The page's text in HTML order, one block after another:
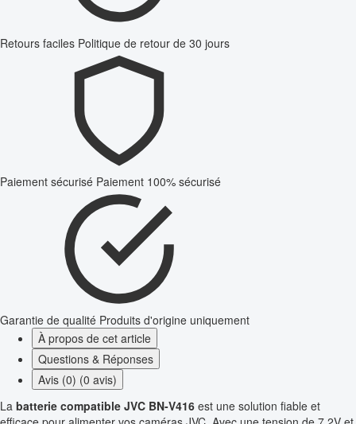
Retours faciles Politique de retour de 30 jours
Paiement sécurisé Paiement 100% sécurisé
Garantie de qualité Produits d'origine uniquement
À propos de cet article
Questions & Réponses
Avis (0) (0 avis)
La batterie compatible JVC BN-V416 est une solution fiable et